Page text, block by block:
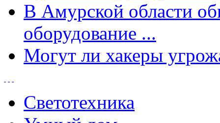
В Амурской области
оборудование ...
Могут ли хакеры
Светотехника